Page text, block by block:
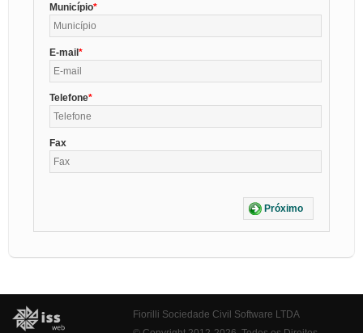
Município
E-mail
Telefone
Fax
Próximo
Fiorilli Sociedade Civil Software LTDA